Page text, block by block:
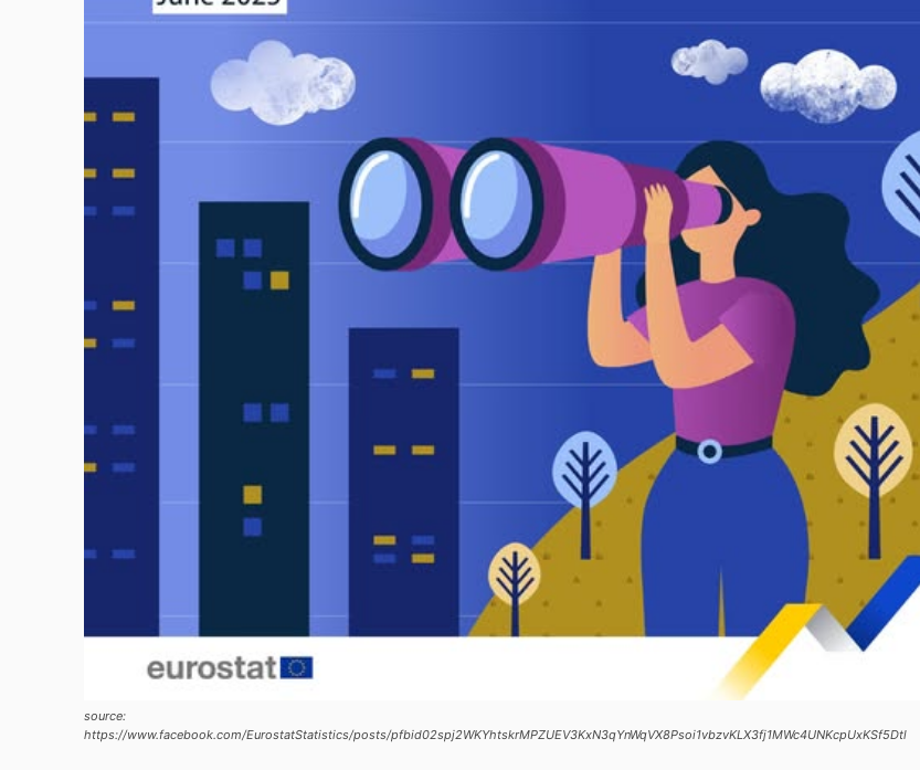
source:
https://www.facebook.com/EurostatStatistics/posts/pfbid02spj2WKYhtskrMPZUEV3KxN3qYnWqVX8Psoi1vbzvKLX3fj1MWc4UNKcpUxKSf5Dtl